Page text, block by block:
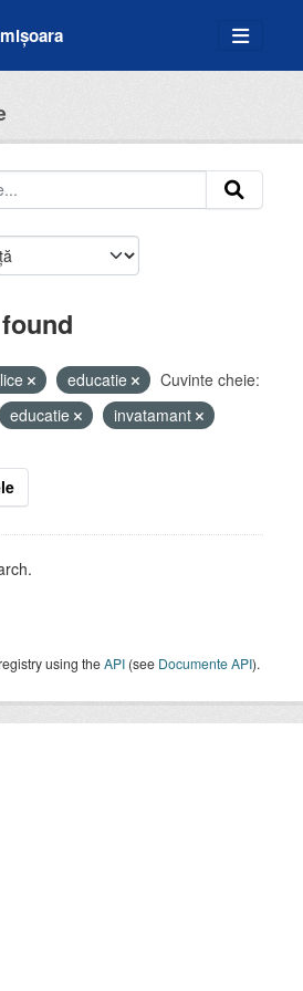
educatie
Cuvinte cheie:
educatie
invatamant
using theAPI (see Documente API).